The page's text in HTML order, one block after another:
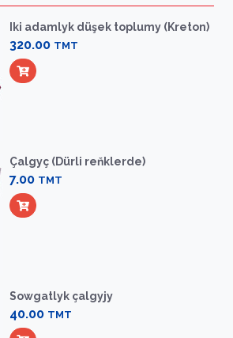
Iki adamlyk düşek toplumy (Kreton)
320.00 TMT
Çalgyç (Dürli reňklerde)
7.00 TMT
Sowgatlyk çalgyjy
40.00 TMT